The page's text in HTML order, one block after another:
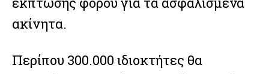
ακίνητα.
Περίπου 300.000 ιδιοκτήτες θα